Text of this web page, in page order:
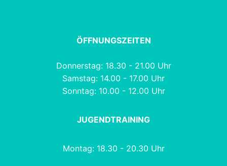
ÖFFNUNGSZEITEN
Donnerstag: 18.30 - 21.00 Uhr
Samstag: 14.00 - 17.00 Uhr
Sonntag: 10.00 - 12.00 Uhr
JUGENDTRAINING
Montag: 18.30 - 20.30 Uhr